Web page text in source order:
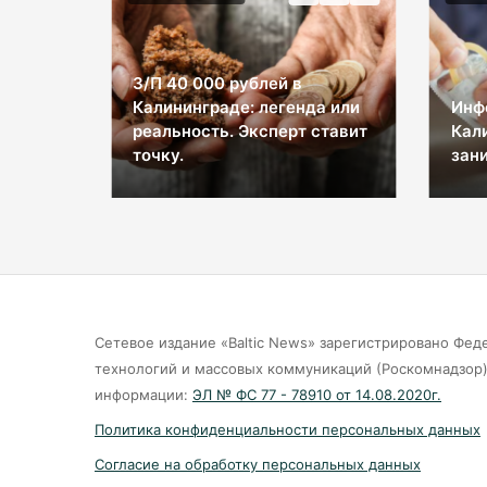
Инфекционист: Подростки в
Калининграде начинают
заниматься сексом с 15 лет
Сетевое издание «Baltic News» зарегистрировано
технологий и массовых коммуникаций
информации: ЭЛ № ФС 77 - 78910 от 14.08.2020г.
Политика конфиденциальности персональных данных
Согласие на обработку персональных данных